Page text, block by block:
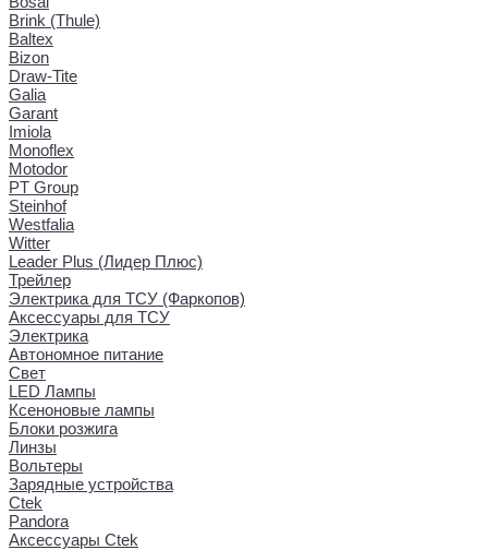
Brink (Thule)
Baltex
Bizon
Draw-Tite
Galia
Garant
Imiola
Monoflex
Motodor
PT Group
Steinhof
Westfalia
Witter
Leader Plus (Лидер Плюс)
Трейлер
Электрика для ТСУ (Фаркопов)
Аксессуары для ТСУ
Электрика
Автономное питание
Свет
LED Лампы
Ксеноновые лампы
Блоки розжига
Линзы
Вольтеры
Зарядные устройства
Ctek
Pandora
Аксессуары Ctek